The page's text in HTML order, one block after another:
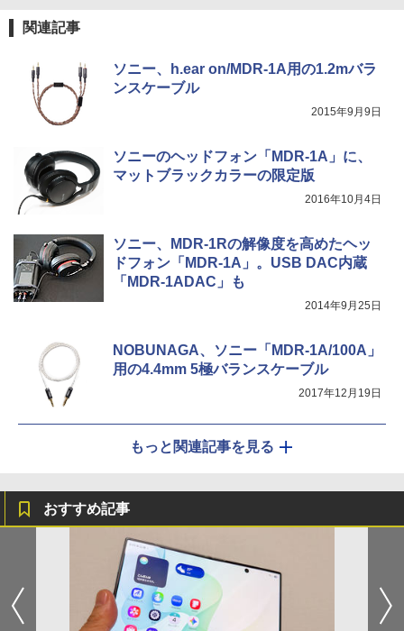
関連記事
ソニー、h.ear on/MDR-1A用の1.2mバラ
ンスケーブル
2015年9月9日
ソニーのヘッドフォン「MDR-1A」に、
マットブラックカラーの限定版
2016年10月4日
ソニー、MDR-1Rの解像度を高めたヘッ
ドフォン「MDR-1A」。USB DAC内蔵
「MDR-1ADAC」も
2014年9月25日
NOBUNAGA、ソニー「MDR-1A/100A」
用の4.4mm 5極バランスケーブル
2017年12月19日
もっと関連記事を見る
おすすめ記事